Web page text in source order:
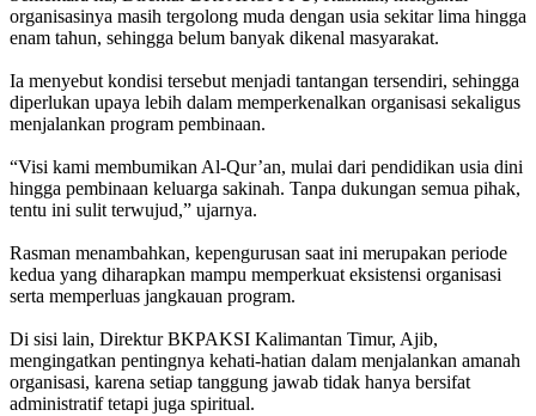
organisasinya masih tergolong muda dengan usia sekitar lima hingga
enam tahun, sehingga belum banyak dikenal masyarakat.
‎Ia menyebut kondisi tersebut menjadi tantangan tersendiri, sehingga
diperlukan upaya lebih dalam memperkenalkan organisasi sekaligus
menjalankan program pembinaan.
‎“Visi kami membumikan Al-Qur’an, mulai dari pendidikan usia dini
hingga pembinaan keluarga sakinah. Tanpa dukungan semua pihak,
tentu ini sulit terwujud,” ujarnya.
‎Rasman menambahkan, kepengurusan saat ini merupakan periode
kedua yang diharapkan mampu memperkuat eksistensi organisasi
serta memperluas jangkauan program.
‎Di sisi lain, Direktur BKPAKSI Kalimantan Timur, Ajib,
mengingatkan pentingnya kehati-hatian dalam menjalankan amanah
organisasi, karena setiap tanggung jawab tidak hanya bersifat
administratif tetapi juga spiritual.